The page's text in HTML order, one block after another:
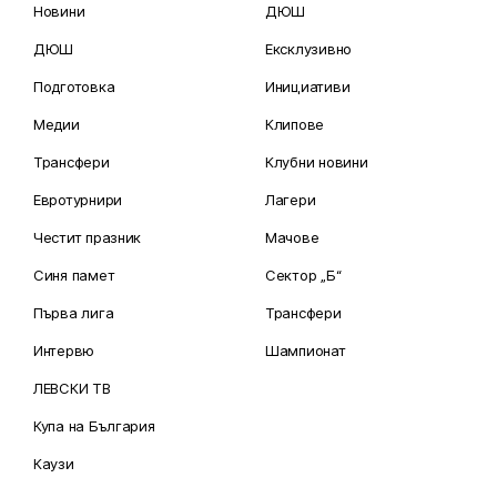
Новини
ДЮШ
Подготовка
Медии
Трансфери
Евротурнири
Честит празник
Синя памет
Първа лига
Интервю
ЛЕВСКИ ТВ
Купа на България
Каузи
ДЮШ
Ексклузивно
Инициативи
Клипове
Клубни новини
Лагери
Мачове
Сектор „Б“
Трансфери
Шампионат